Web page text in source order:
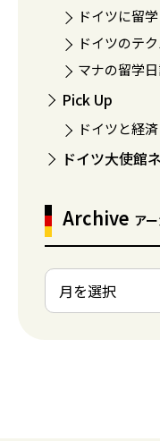
ドイツに留
ドイツのテ
マナの留学
Pick Up
ドイツと経済
ドイツ大使館
Archive ア